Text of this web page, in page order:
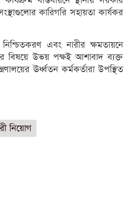
কারিগরি সহায়তা কার্যকর
নিশ্চিতকরণ এবং নারীর ক্ষমতায়নে
বিষয়ে উভয় পক্ষই আশাবাদ ব্যক্ত
ঊর্ধ্বতন কর্মকর্তারা উপস্থিত
নিয়োগ